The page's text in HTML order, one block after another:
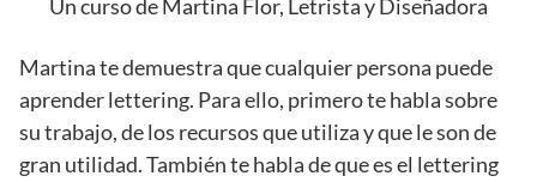
Un curso de Martina Flor, Letrista y Diseñadora
Martina te demuestra que cualquier persona puede
aprender lettering. Para ello, primero te habla sobre
su trabajo, de los recursos que utiliza y que le son de
gran utilidad. También te habla de que es el lettering